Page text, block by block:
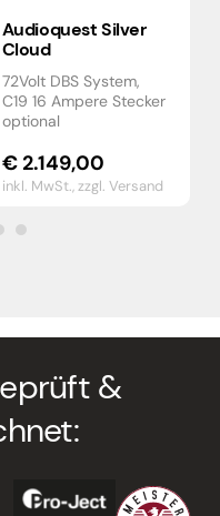
Audioquest Silver
Cloud
72Volt DBS System,
C19 16 Ampere Stecker
optional
€2.149,00
inkl. MwSt.,zzgl. Versand
&